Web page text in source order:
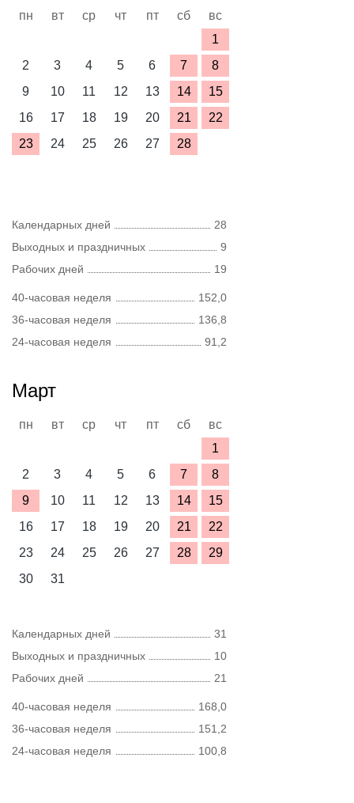
пн вт ср чт пт сб
вс
1
2
3 4 5 6 7
8
9
10 11 12 13 14
15
16
17 18 19 20 21
22
23
24 25 26 27 28
Календарных дней
28
Выходных и праздничных
9
Рабочих дней
19
40-часовая неделя
152,0
36-часовая неделя
136,8
24-часовая неделя
91,2
Март
пн вт ср чт пт сб
вс
1
2
3 4 5 6 7
8
9
10 11 12 13 14
15
16
17 18 19 20 21
22
23
24 25 26 27 28
29
30
31
Календарных дней
31
Выходных и праздничных
10
Рабочих дней
21
40-часовая неделя
168,0
36-часовая неделя
151,2
24-часовая неделя
100,8